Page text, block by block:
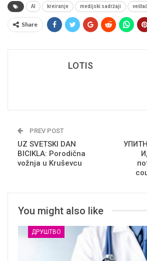
AI kreiranje medijski sadržaji
Share
LOTIS
PREV POST
UZ SVETSKI DAN
BICIKLA: Porodična
vožnja u Kruševcu
You might also like
ДРУШТВО